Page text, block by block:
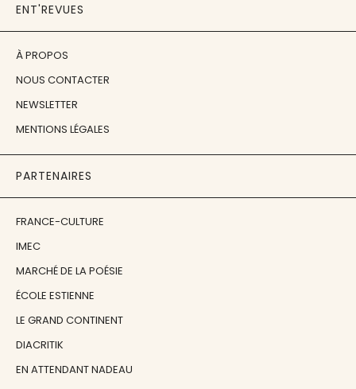
ENT'REVUES
À PROPOS
NOUS CONTACTER
NEWSLETTER
MENTIONS LÉGALES
PARTENAIRES
FRANCE-CULTURE
IMEC
MARCHÉ DE LA POÉSIE
ÉCOLE ESTIENNE
LE GRAND CONTINENT
DIACRITIK
EN ATTENDANT NADEAU